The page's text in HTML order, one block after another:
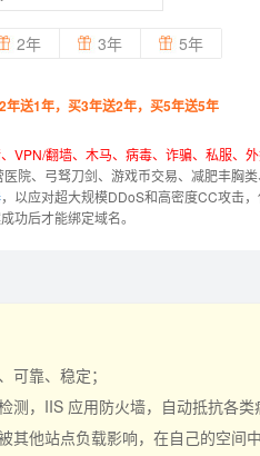
2年 3年 5年
年送1年，买3年送2年，买5年送5年
VPN/翻墙、木马、病毒、诈骗、私服、
院、弓驽刀剑、游戏币交易、减肥丰胸
，以应对超大规模DDoS和高密度CC攻击，
功后才能绑定域名。
可靠、稳定；
测，IIS 应用防火墙，自动抵抗各类
其他站点负载影响，在自己的空间